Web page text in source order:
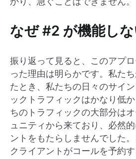
なぜ #2 が機能し
振り返って見ると、このアプ
った理由は明らかです。私た
たとき、私たちの日々のサイ
ックトラフィックはかなり低
ちのトラフィックの大部分は
ュニティから来ており、必然
ントをもたらしませんでした
クライアントがコールを予約